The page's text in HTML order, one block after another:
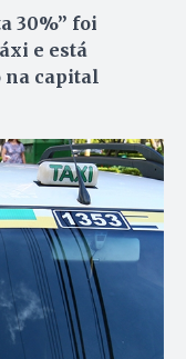
30%” foi
e está
na capital